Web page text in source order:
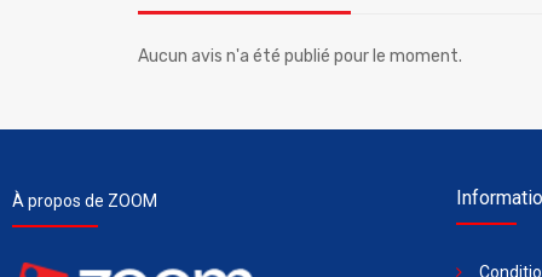
Aucun avis n'a été publié pour le moment.
À propos de ZOOM